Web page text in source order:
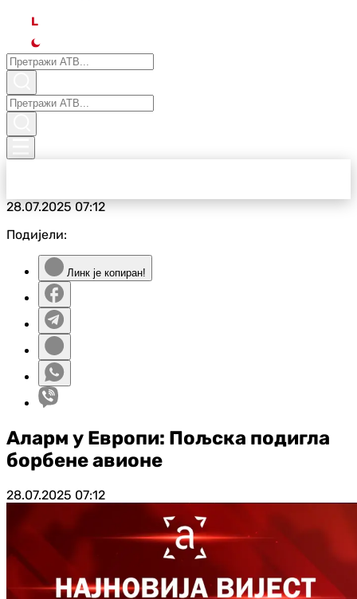
L
28.07.202507:12
Подијели:
Линк је копиран!
Аларм у Европи: Пољска подигла
борбене авионе
28.07.2025 07:12